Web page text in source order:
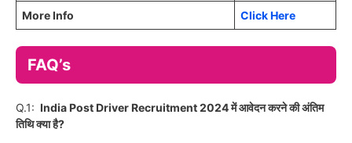
More Info Click Here
FAQ’s
Q.1: India Post Driver Recruitment 2024 में आवेदन करने की अंतिम
तिथि क्या है?